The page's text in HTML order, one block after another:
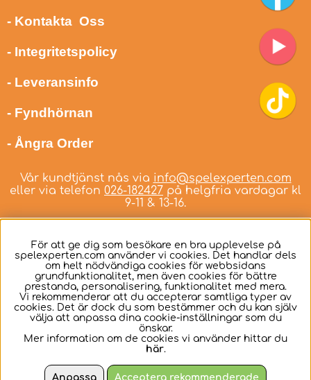
- Kontakta Oss
- Integritetspolicy
- Leveransinfo
- Fyndhörnan
- Ångra Order
Vår kundtjänst nås via info@spelexperten.com
eller via telefon 026-182427 på helgfria vardagar kl
9-11 & 13-16.
Svenska
För att ge dig som besökare en bra upplevelse på
spelexperten.com använder vi cookies. Det handlar dels
om helt nödvändiga cookies för webbsidans
grundfunktionalitet, men även cookies för bättre
prestanda, personalisering, funktionalitet med mera.
Vi rekommenderar att du accepterar samtliga typer av
cookies. Det är dock du som bestämmer och du kan själv
välja att anpassa dina cookie-inställningar som du
önskar.
Mer information om de cookies vi använder hittar du
här.
Anpassa Acceptera rekommenderade